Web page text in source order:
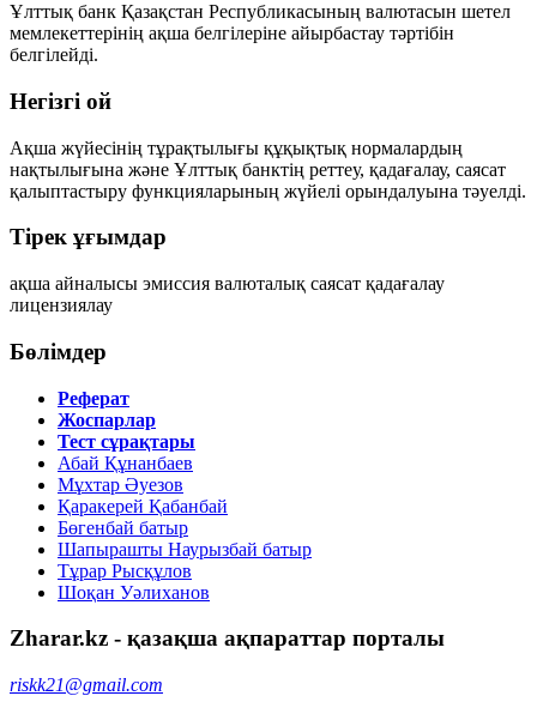
Ұлттық банк Қазақстан Республикасының валютасын шетел
мемлекеттерінің ақша белгілеріне айырбастау тәртібін
белгілейді.
Негізгі ой
Ақша жүйесінің тұрақтылығы құқықтық нормалардың
нақтылығына және Ұлттық банктің реттеу, қадағалау, саясат
қалыптастыру функцияларының жүйелі орындалуына тәуелді.
Тірек ұғымдар
ақша айналысы эмиссия валюталық саясат қадағалау
лицензиялау
Бөлімдер
Реферат
Жоспарлар
Тест сұрақтары
Абай Құнанбаев
Мұхтар Әуезов
Қаракерей Қабанбай
Бөгенбай батыр
Шапырашты Наурызбай батыр
Тұрар Рысқұлов
Шоқан Уәлиханов
Zharar.kz - қазақша ақпараттар порталы
riskk21@gmail.com